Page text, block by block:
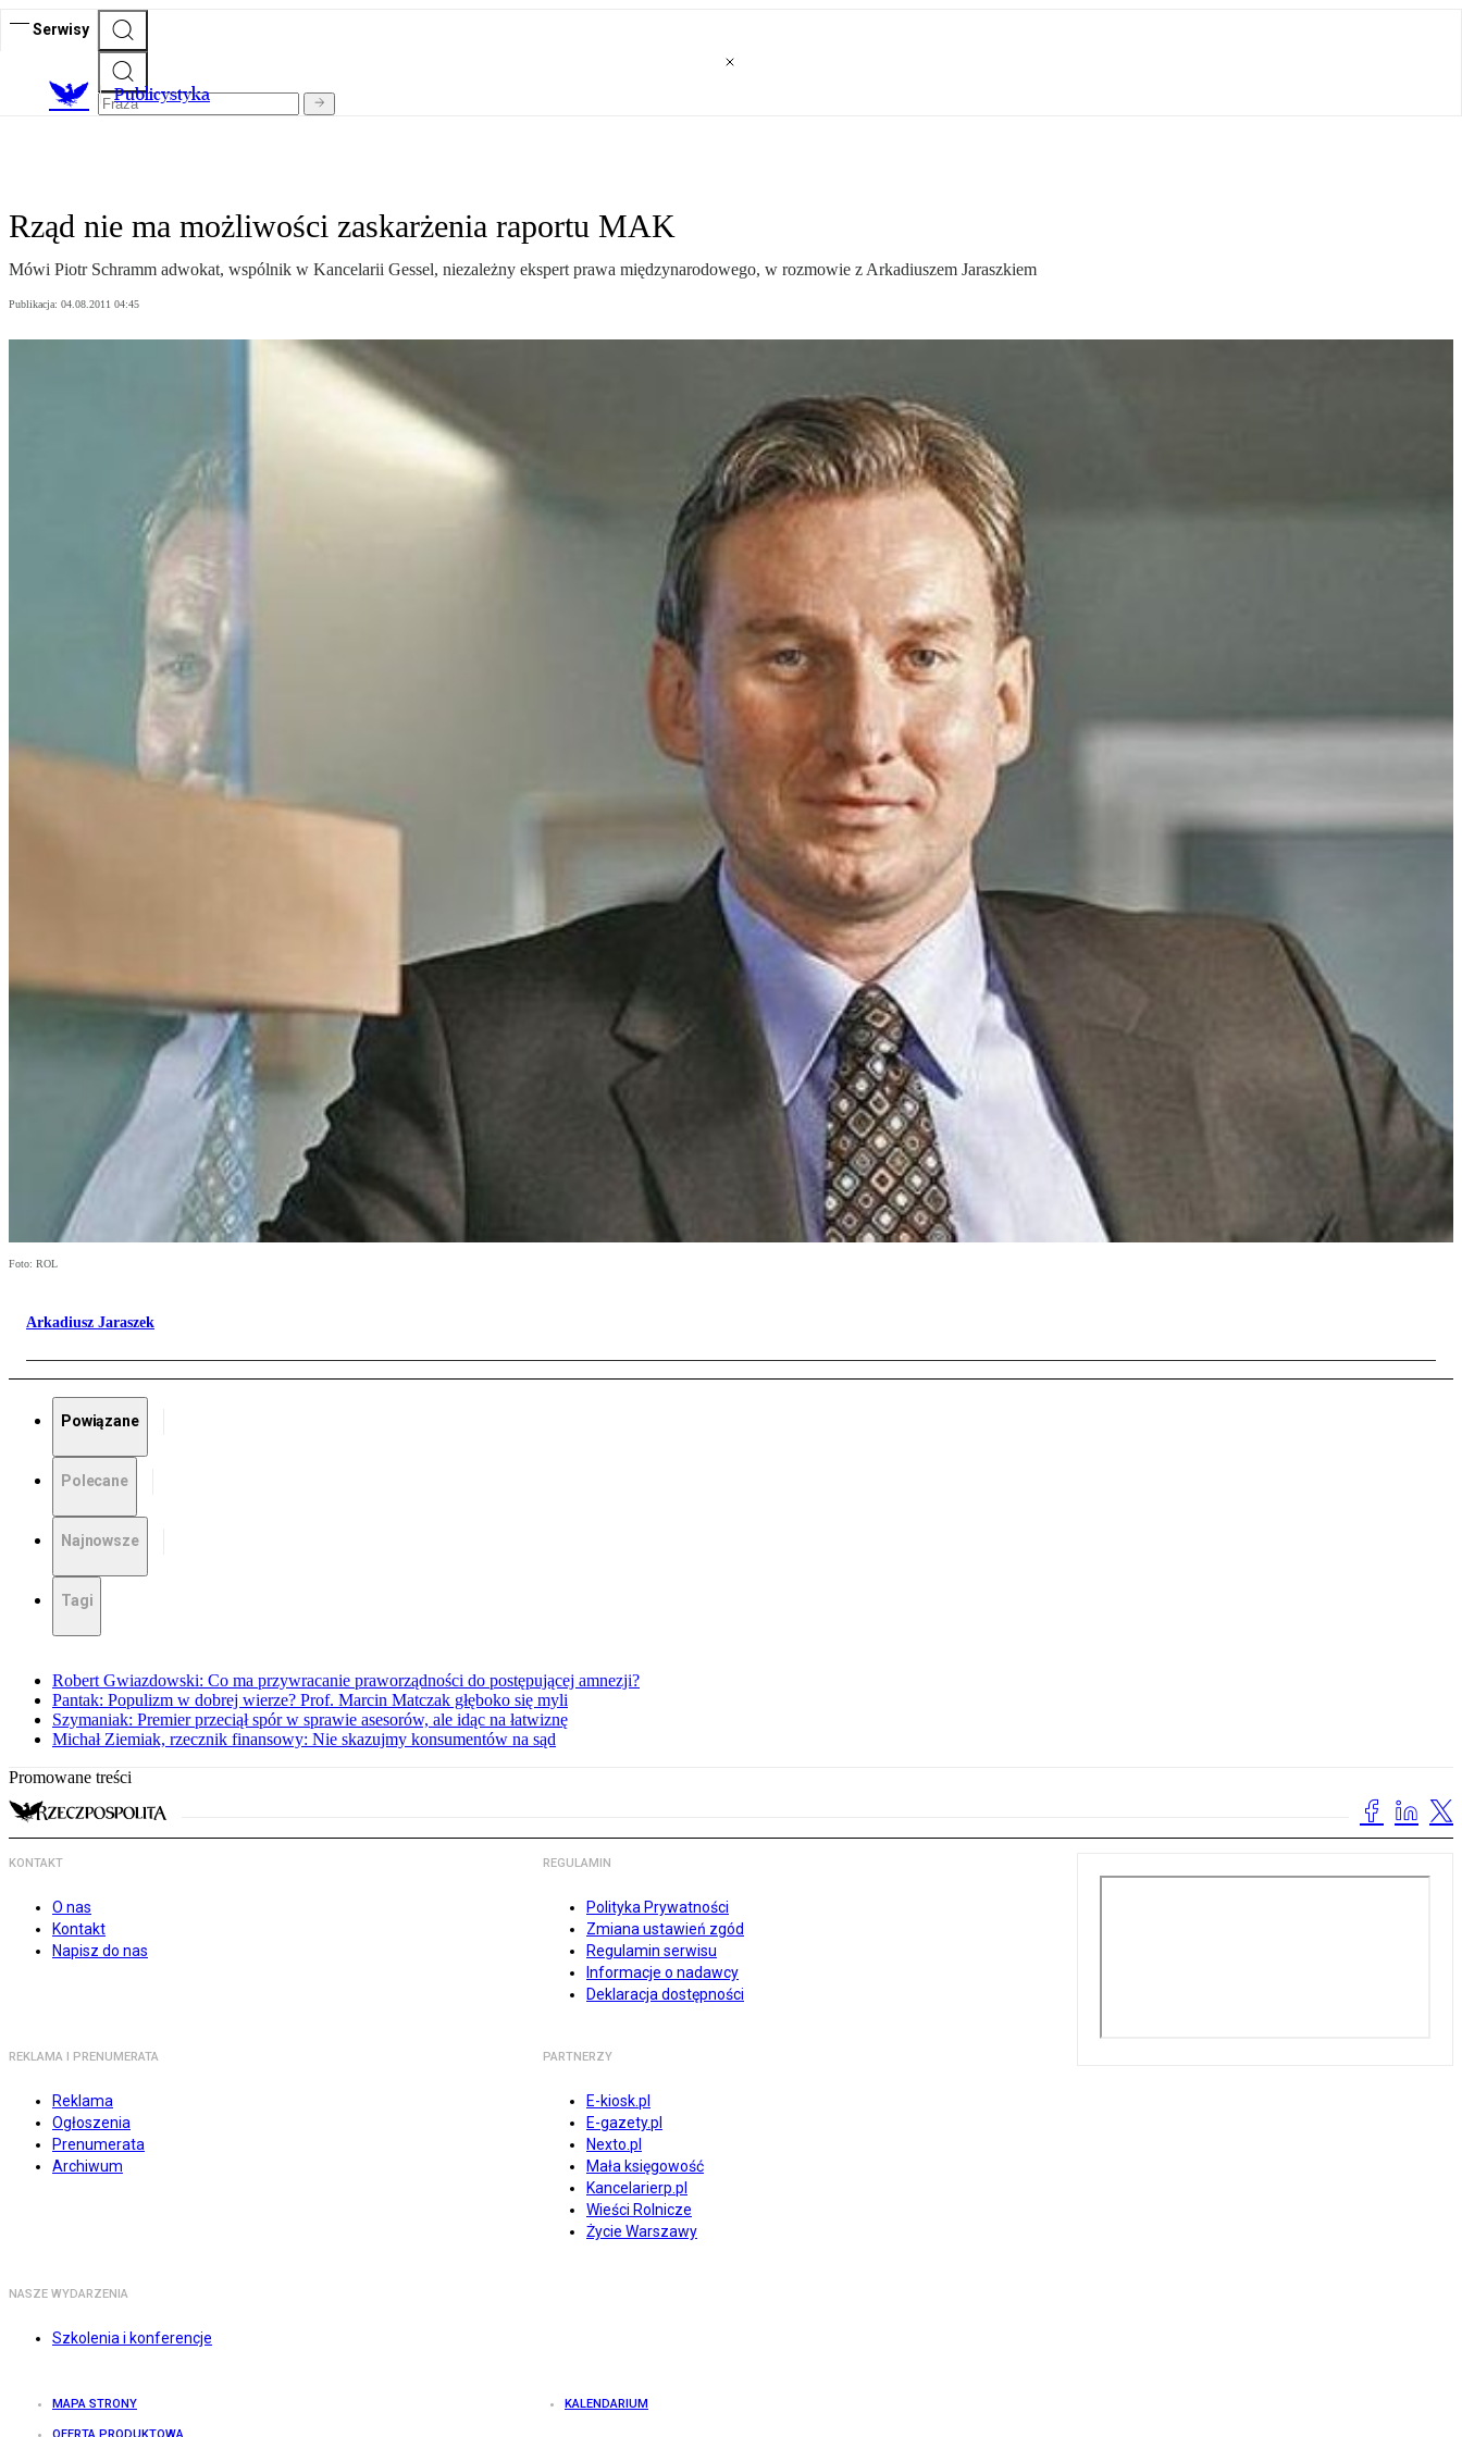
Serwisy
Publicystyka
Rząd nie ma możliwości zaskarżenia raportu MAK
Mówi Piotr Schramm adwokat, wspólnik w Kancelarii Gessel, niezależny ekspert prawa międzynarodowego, w rozmowie z Arkadiuszem Jaraszkiem
Publikacja: 04.08.2011 04:45
Foto: ROL
Arkadiusz Jaraszek
Powiązane
Polecane
Najnowsze
Tagi
Robert Gwiazdowski: Co ma przywracanie praworządności do postępującej amnezji?
Pantak: Populizm w dobrej wierze? Prof. Marcin Matczak głęboko się myli
Szymaniak: Premier przeciął spór w sprawie asesorów, ale idąc na łatwiznę
Michał Ziemiak, rzecznik finansowy: Nie skazujmy konsumentów na sąd
Promowane treści
KONTAKT
O nas
Kontakt
Napisz do nas
REGULAMIN
Polityka Prywatności
Zmiana ustawień zgód
Regulamin serwisu
Informacje o nadawcy
Deklaracja dostępności
REKLAMA I PRENUMERATA
Reklama
Ogłoszenia
Prenumerata
Archiwum
PARTNERZY
E-kiosk.pl
E-gazety.pl
Nexto.pl
Mała księgowość
Kancelarierp.pl
Wieści Rolnicze
Życie Warszawy
NASZE WYDARZENIA
Szkolenia i konferencje
MAPA STRONY KALENDARIUM